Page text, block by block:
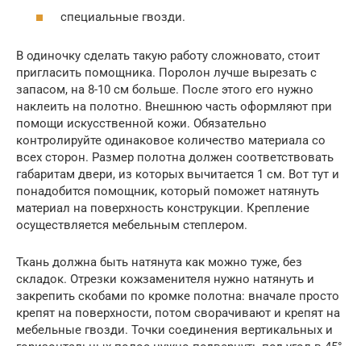
специальные гвозди.
В одиночку сделать такую работу сложновато, стоит
пригласить помощника. Поролон лучше вырезать с
запасом, на 8-10 см больше. После этого его нужно
наклеить на полотно. Внешнюю часть оформляют при
помощи искусственной кожи. Обязательно
контролируйте одинаковое количество материала со
всех сторон. Размер полотна должен соответствовать
габаритам двери, из которых вычитается 1 см. Вот тут и
понадобится помощник, который поможет натянуть
материал на поверхность конструкции. Крепление
осуществляется мебельным степлером.
Ткань должна быть натянута как можно туже, без
складок. Отрезки кожзаменителя нужно натянуть и
закрепить скобами по кромке полотна: вначале просто
крепят на поверхности, потом сворачивают и крепят на
мебельные гвозди. Точки соединения вертикальных и